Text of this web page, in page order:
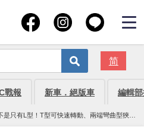
简
戰報 新車．絕版車 編輯
是只有L型！T型可快速轉動、兩端彎曲型狹窄